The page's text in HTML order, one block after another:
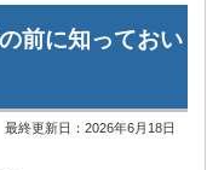
前に知っておい
最終更新日：2026年6月18日